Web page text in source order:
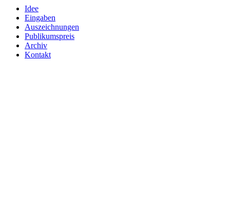
Idee
Eingaben
Auszeichnungen
Publikumspreis
Archiv
Kontakt